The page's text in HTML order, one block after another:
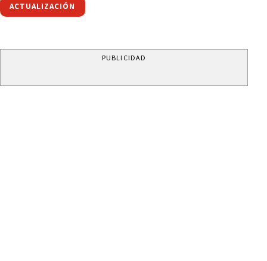
ACTUALIZACIÓN
PUBLICIDAD